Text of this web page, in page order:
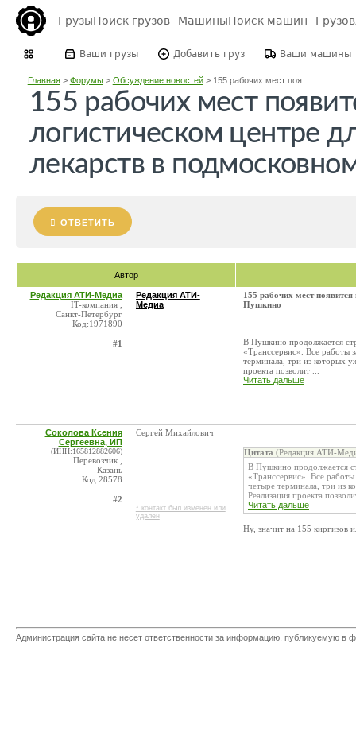
ГрузыПоиск грузов МашиныПоиск машин
Ваши грузы Добавить груз Ваши машины
Главная> Форумы> Обсуждение новостей> 155 рабочих мест поя...
155 рабочих мест
логистическом центре
лекарств в
ОТВЕТИТЬ
Автор
Редакция АТИ-Медиа
IT-компания ,
Санкт-Петербург
Код:1971890
#1
Редакция АТИ-
Медиа
155 рабочих мест
Пушкино
В Пушкино продолжается
«Транссервис». Все работы
терминала, три из которых
проекта позволит ...
Читать дальше
Соколова Ксения
Сергеевна, ИП
(ИНН:165812882606)
Перевозчик ,
Казань
Код:28578
#2
Сергей Михайлович
* контакт был изменен или
удален
Цитата (Редакция АТИ-
В Пушкино продолжается
«Транссервис». Все работы
четыре терминала, три из
Реализация проекта
Читать дальше
Ну, значит на 155 киргизов
Администрация сайта не несет ответственности за информацию, публикуемую